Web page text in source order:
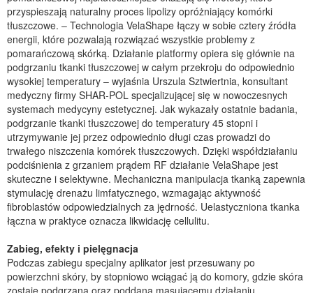
przyspieszają naturalny proces lipolizy opróżniający komórki
tłuszczowe. – Technologia VelaShape łączy w sobie cztery źródła
energii, które pozwalają rozwiązać wszystkie problemy z
pomarańczową skórką. Działanie platformy opiera się głównie na
podgrzaniu tkanki tłuszczowej w całym przekroju do odpowiednio
wysokiej temperatury – wyjaśnia Urszula Sztwiertnia, konsultant
medyczny firmy SHAR-POL specjalizującej się w nowoczesnych
systemach medycyny estetycznej. Jak wykazały ostatnie badania,
podgrzanie tkanki tłuszczowej do temperatury 45 stopni i
utrzymywanie jej przez odpowiednio długi czas prowadzi do
trwałego niszczenia komórek tłuszczowych. Dzięki współdziałaniu
podciśnienia z grzaniem prądem RF działanie VelaShape jest
skuteczne i selektywne. Mechaniczna manipulacja tkanką zapewnia
stymulację drenażu limfatycznego, wzmagając aktywność
fibroblastów odpowiedzialnych za jędrność. Uelastyczniona tkanka
łączna w praktyce oznacza likwidację cellulitu.
Zabieg, efekty i pielęgnacja
Podczas zabiegu specjalny aplikator jest przesuwany po
powierzchni skóry, by stopniowo wciągać ją do komory, gdzie skóra
zostaje podgrzana oraz poddana masującemu działaniu